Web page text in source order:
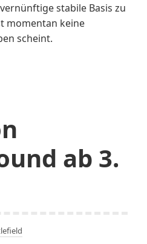
stabile Basis zu
momentan keine
scheint.
ab 3.